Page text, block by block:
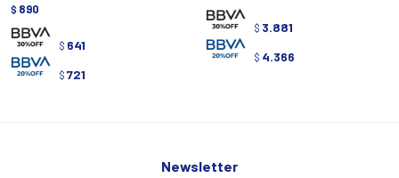
$ 890
$ 641
$ 721
$ 3.881
$ 4.366
Newsletter